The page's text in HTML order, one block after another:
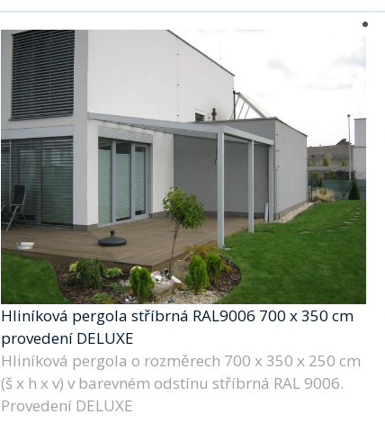
Hliníková pergola stříbrná RAL9006 700 x 350 cm
provedení DELUXE
Hliníková pergola o rozměrech 700 x 350 x 250 cm
(š x h x v) v barevném odstínu stříbrná RAL 9006.
Provedení DELUXE